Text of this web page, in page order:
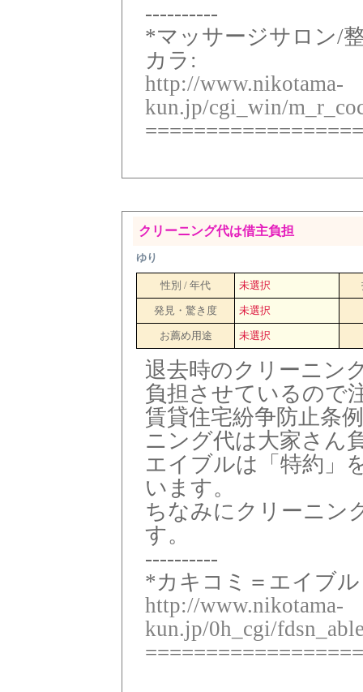
----------
*マッサージサロン/
カラ:
http://www.nikotama-
kun.jp/cgi_win/
クリーニング代は借主負担
ゆり
性別 / 年代 未選択
発見・驚き度 未選択
お薦め用途 未選択
退去時のクリーニン
負担させているので
賃貸住宅紛争防止条
ニング代は大家さん
エイブルは「特約」
います。
ちなみにクリーニン
す。
----------
*カキコミ＝エイブ
http://www.nikotama-
kun.jp/0h_cgi/